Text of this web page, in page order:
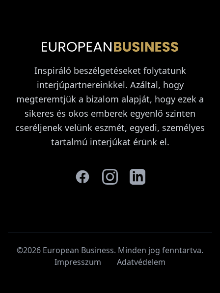
Inspiráló beszélgetéseket folytatunk
interjúpartnereinkkel. Azáltal, hogy
megteremtjük a bizalom alapját, hogy ezek a
sikeres és okos emberek egyenlő szinten
cseréljenek velünk eszmét, egyedi, személyes
tartalmú interjúkat érünk el.
©2026 European Business. Minden jog fenntartva.
Impresszum
Adatvédelem